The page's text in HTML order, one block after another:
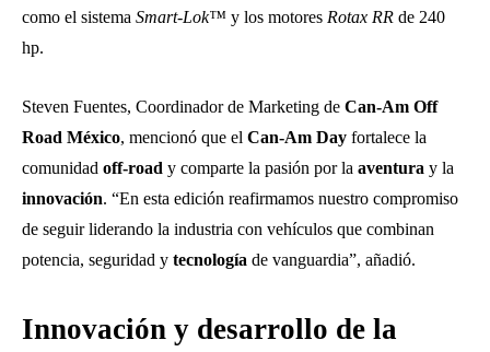
como el sistema Smart-Lok™ y los motores Rotax RR de 240
hp.
Steven Fuentes, Coordinador de Marketing de Can-Am Off
Road México, mencionó que el Can-Am Day fortalece la
comunidad off-road y comparte la pasión por la aventura y la
innovación. “En esta edición reafirmamos nuestro compromiso
de seguir liderando la industria con vehículos que combinan
potencia, seguridad y tecnología de vanguardia”, añadió.
Innovación y desarrollo de la